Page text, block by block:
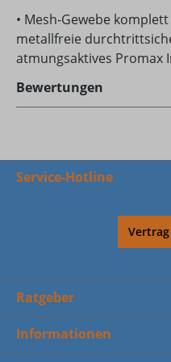
• Mesh-Gewebe
metallfreie
atmungsaktives Promax
Bewertungen
Service-Hotline
Ratgeber
Informationen